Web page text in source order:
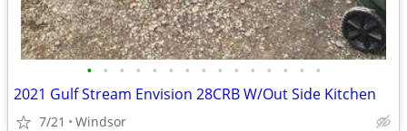
• • • • • • • • • • • • • • •
2021 Gulf Stream Envision 28CRB W/Out Side Kitchen
7/21 Windsor